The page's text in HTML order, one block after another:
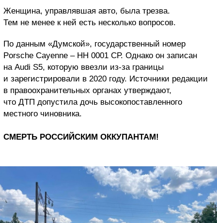
Женщина, управлявшая авто, была трезва.
Тем не менее к ней есть несколько вопросов.
По данным «Думской», государственный номер
Porsche Cayenne – НН 0001 СР. Однако он записан
на Audi S5, которую ввезли из-за границы
и зарегистрировали в 2020 году. Источники редакции
в правоохранительных органах утверждают,
что ДТП допустила дочь высокопоставленного
местного чиновника.
СМЕРТЬ РОССИЙСКИМ ОККУПАНТАМ!